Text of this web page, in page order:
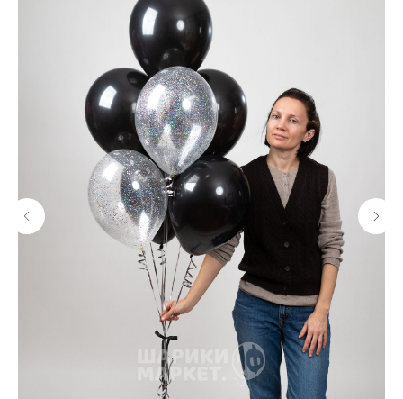
КОНДИЦИОНЕР
Нельзя перевозить гелиевые воздушные шары
в машине при включенном кондиционере.
Нахождение шаров в помещении с включенным
кондиционером сокращает их время полета.
ЧЕГО БОЯТСЯ
ВОЗДУШНЫЕ ШАРЫ
Нельзя оставлять шары в закрытом автомобиле
более чем на 30 минут, тем более на ночь.
Латексные гелиевые шары перестают летать,
фольгированные шары взрываются.
ЗАКРЫТЫЙ АВТОМОБИЛЬ